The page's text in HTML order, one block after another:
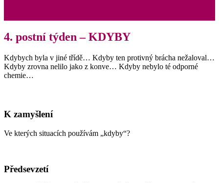
4. postní týden – KDYBY
Kdybych byla v jiné třídě… Kdyby ten protivný brácha nežaloval…
Kdyby zrovna nelilo jako z konve… Kdyby nebylo té odporné
chemie…
K zamyšlení
Ve kterých situacích používám „kdyby“?
Předsevzetí